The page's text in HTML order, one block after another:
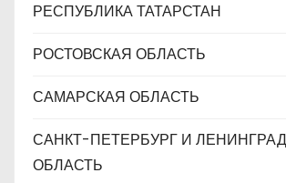
РЕСПУБЛИКА ТАТАРСТАН
РОСТОВСКАЯ ОБЛАСТЬ
САМАРСКАЯ ОБЛАСТЬ
САНКТ-ПЕТЕРБУРГ И
ОБЛАСТЬ